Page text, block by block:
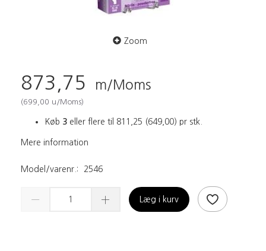
Zoom
873,75 m/Moms
(699,00 u/Moms)
Køb 3 eller flere til 811,25 (649,00) pr stk.
Mere information
Model/varenr.: 2546
Læg i kurv